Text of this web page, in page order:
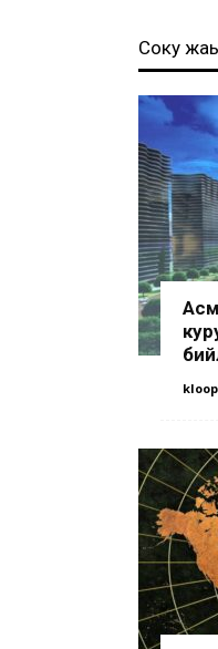
Соңку